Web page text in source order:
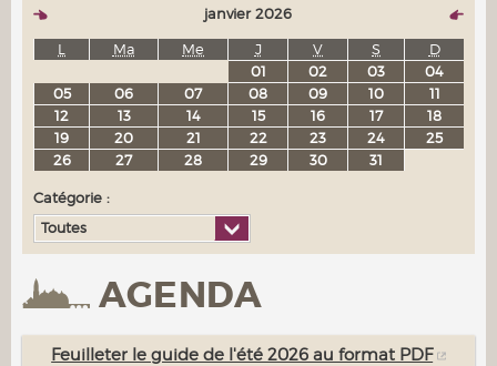
AGENDA
Feuilleter le guide de l'été 2026 au format PDF
janvier 2026
L
Ma Me J V S
D
01
02 03
04
05
06 07 08 09 10
11
12
13 14 15 16 17
18
19
20 21 22 23 24
25
26
27 28 29 30 31
Catégorie :
Toutes